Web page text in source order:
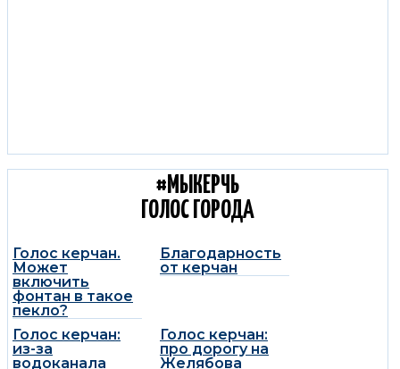
#МЫКЕРЧЬ
ГОЛОС ГОРОДА
Голос керчан.
Может
включить
фонтан в такое
пекло?
Благодарность
от керчан
Голос керчан:
из-за
водоканала
Голос керчан:
про дорогу на
Желябова